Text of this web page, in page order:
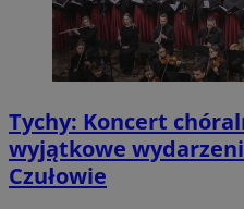
Tychy: Koncert
wyjątkowe
Czułowie